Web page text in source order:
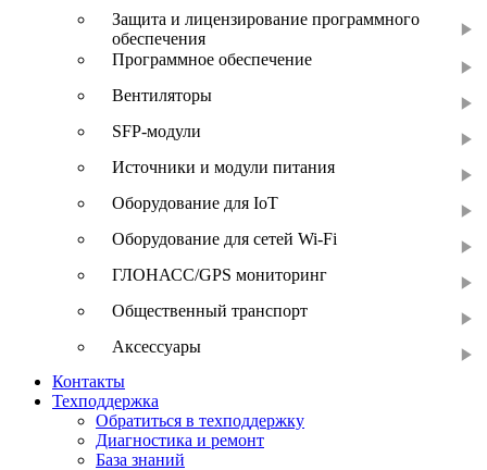
Защита и лицензирование программного
обеспечения
Программное обеспечение
Вентиляторы
SFP-модули
Источники и модули питания
Оборудование для IoT
Оборудование для сетей Wi-Fi
ГЛОНАСС/GPS мониторинг
Общественный транспорт
Аксессуары
Контакты
Техподдержка
Обратиться в техподдержку
Диагностика и ремонт
База знаний